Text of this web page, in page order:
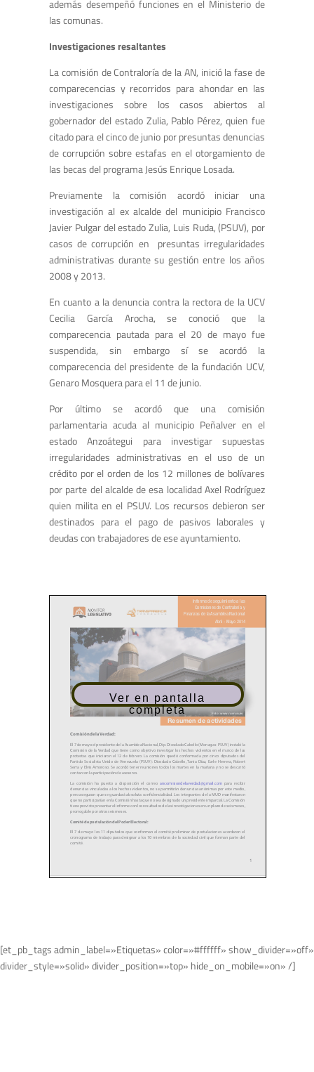
además desempeñó funciones en el Ministerio de
las comunas.
Investigaciones resaltantes
La comisión de Contraloría de la AN, inició la fase de
comparecencias y recorridos para ahondar en las
investigaciones sobre los casos abiertos al
gobernador del estado Zulia, Pablo Pérez, quien fue
citado para el cinco de junio por presuntas denuncias
de corrupción sobre estafas en el otorgamiento de
las becas del programa Jesús Enrique Losada.
Previamente la comisión acordó iniciar una
investigación al ex alcalde del municipio Francisco
Javier Pulgar del estado Zulia, Luis Ruda, (PSUV), por
casos de corrupción en presuntas irregularidades
administrativas durante su gestión entre los años
2008 y 2013.
En cuanto a la denuncia contra la rectora de la UCV
Cecilia García Arocha, se conoció que la
comparecencia pautada para el 20 de mayo fue
suspendida, sin embargo sí se acordó la
comparecencia del presidente de la fundación UCV,
Genaro Mosquera para el 11 de junio.
Por último se acordó que una comisión
parlamentaria acuda al municipio Peñalver en el
estado Anzoátegui para investigar supuestas
irregularidades administrativas en el uso de un
crédito por el orden de los 12 millones de bolívares
por parte del alcalde de esa localidad Axel Rodríguez
quien milita en el PSUV. Los recursos debieron ser
destinados para el pago de pasivos laborales y
deudas con trabajadores de ese ayuntamiento.
Ver en pantalla
completa
[et_pb_tags admin_label=»Etiquetas» color=»#ffffff» show_divider=»off»
divider_style=»solid» divider_position=»top» hide_on_mobile=»on» /]